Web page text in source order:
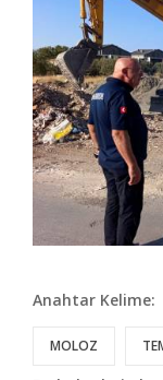
Anahtar Kelime:
MOLOZ